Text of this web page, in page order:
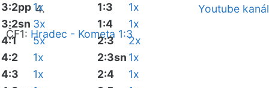
Youtube kanál
ČF1: Hradec - Kometa 1:3
3:2pp1x
3:2sn 3x
4:1
5x
4:2
1x
4:3
1x
1:3
1x
1:4
1x
2:3
2x
2:3sn 1x
2:4
1x